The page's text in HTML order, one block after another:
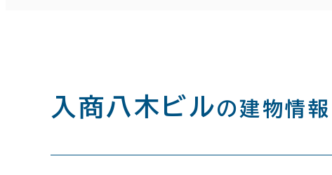
入商八木ビルの建物情報